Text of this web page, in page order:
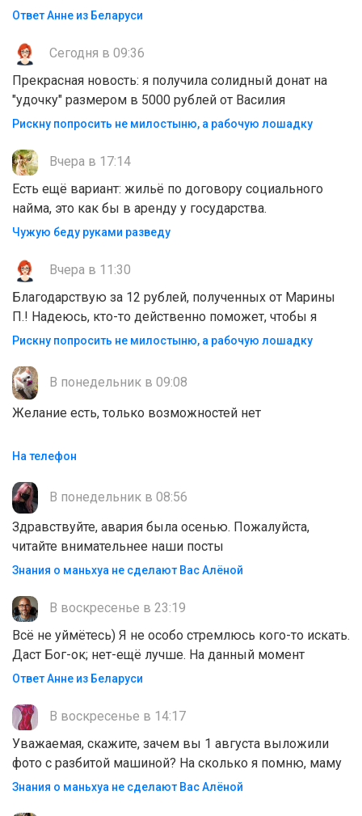
Ответ Анне из Беларуси
Сегодня в 09:36
Прекрасная новость: я получила солидный донат на
"удочку" размером в 5000 рублей от Василия
Рискну попросить не милостыню, а рабочую лошадку
Вчера в 17:14
Есть ещё вариант: жильё по договору социального
найма, это как бы в аренду у государства.
Чужую беду руками разведу
Вчера в 11:30
Благодарствую за 12 рублей, полученных от Марины
П.! Надеюсь, кто-то действенно поможет, чтобы я
Рискну попросить не милостыню, а рабочую лошадку
В понедельник в 09:08
Желание есть, только возможностей нет
На телефон
В понедельник в 08:56
Здравствуйте, авария была осенью. Пожалуйста,
читайте внимательнее наши посты
Знания о маньхуа не сделают Вас Алëной
В воскресенье в 23:19
Всё не уймётесь) Я не особо стремлюсь кого-то искать.
Даст Бог-ок; нет-ещё лучше. На данный момент
Ответ Анне из Беларуси
В воскресенье в 14:17
Уважаемая, скажите, зачем вы 1 августа выложили
фото с разбитой машиной? На сколько я помню, маму
Знания о маньхуа не сделают Вас Алëной